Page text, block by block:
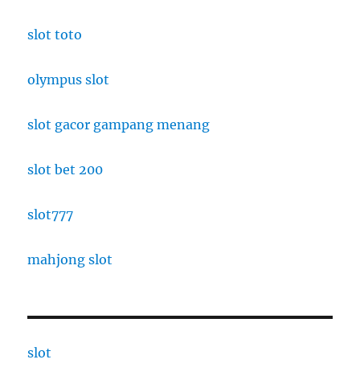
slot toto
olympus slot
slot gacor gampang menang
slot bet 200
slot777
mahjong slot
slot